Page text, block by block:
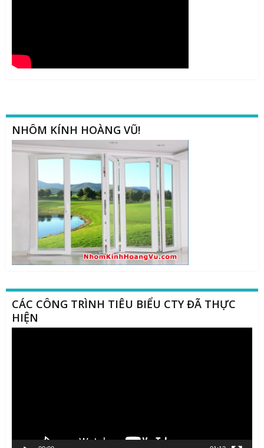
NHÔM KÍNH HOÀNG VŨ!
CÁC CÔNG TRÌNH TIÊU BIỂU CTY ĐÃ THỰC
HIỆN